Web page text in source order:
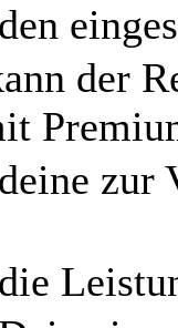
der
zur